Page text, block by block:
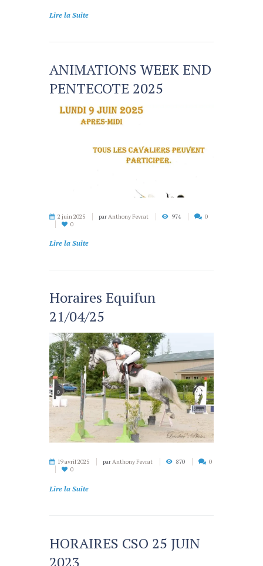
Lire la Suite
ANIMATIONS WEEK END
PENTECOTE 2025
2 juin 2025 par Anthony Fevrat 974
0
0
Lire la Suite
Horaires Equifun
21/04/25
19 avril 2025 parAnthony Fevrat 870
0
0
Lire la Suite
HORAIRES CSO 25 JUIN
2023